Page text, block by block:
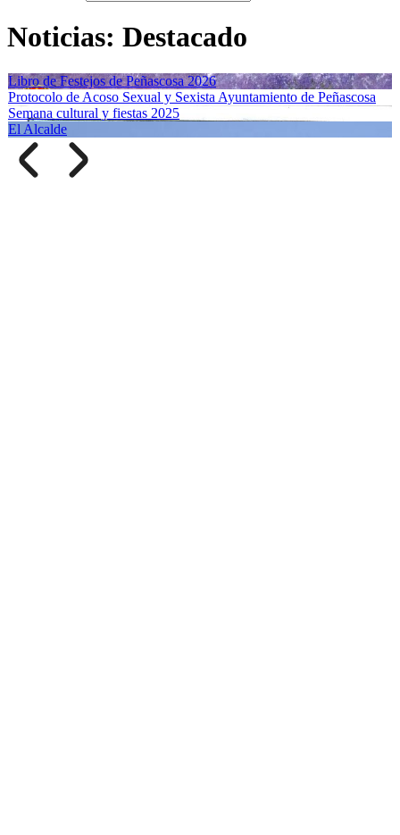
Noticias: Destacado
Libro de Festejos de Peñascosa 2026
Protocolo de Acoso Sexual y Sexista Ayuntamiento de Peñascosa
Semana cultural y fiestas 2025
El Alcalde